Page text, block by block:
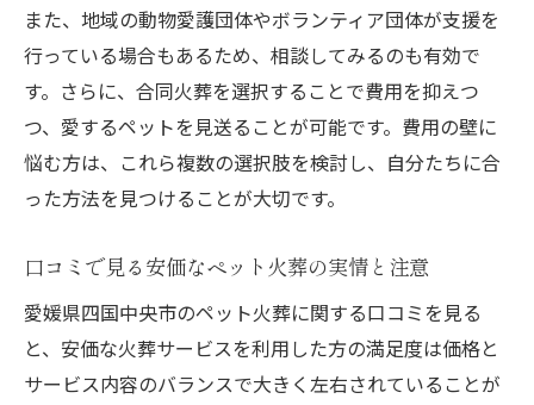
また、地域の動物愛護団体やボランティア団体が支援を
行っている場合もあるため、相談してみるのも有効で
す。さらに、合同火葬を選択することで費用を抑えつ
つ、愛するペットを見送ることが可能です。費用の壁に
悩む方は、これら複数の選択肢を検討し、自分たちに合
った方法を見つけることが大切です。
口コミで見る安価なペット火葬の実情と注意
愛媛県四国中央市のペット火葬に関する口コミを見る
と、安価な火葬サービスを利用した方の満足度は価格と
サービス内容のバランスで大きく左右されていることが